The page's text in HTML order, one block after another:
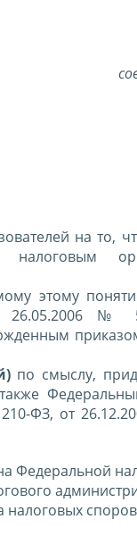
на то,
этому
26.05.2006 №
по смыслу,
ФЗ, от
Федеральной
налоговых